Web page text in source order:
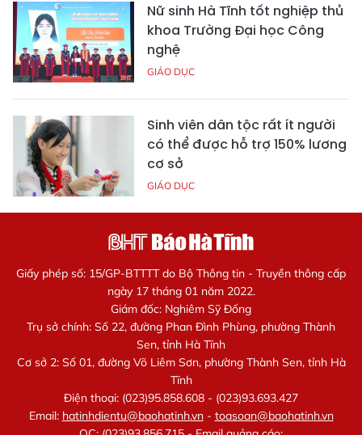
Nữ sinh Hà Tĩnh tốt nghiệp thủ
khoa Trường Đại học Công
nghệ
GIÁO DỤC
Sinh viên dân tộc rất ít người
có thể được hỗ trợ 150% lương
cơ sở
GIÁO DỤC
Giấy phép số: 15/GP-BTTTT do Bộ Thông tin - Truyền thông cấp
ngày 17 tháng 01 năm 2022.
Giám đốc: Nghiêm Sỹ Đống
Trụ sở chính: Số 22, đường Phan Đình Phùng, phường Thành
Sen, tỉnh Hà Tĩnh
Cơ sở 2: Số 01, đường Võ Liêm Sơn, phường Thành Sen, tỉnh Hà
Tĩnh
Điện thoại: (023)95.858.608 - (023)93.693.427
Email: hatinhdientu@baohatinh.vn- toasoan@baohatinh.vn